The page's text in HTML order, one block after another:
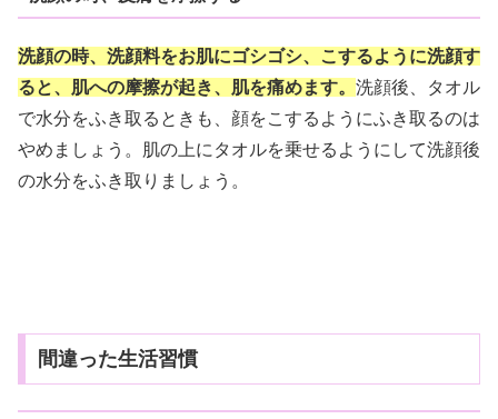
洗顔の時、洗顔料をお肌にゴシゴシ、こするように洗顔す
ると、肌への摩擦が起き、肌を痛めます。 洗顔後、タオル
で水分をふき取るときも、顔をこするようにふき取るのは
やめましょう。肌の上にタオルを乗せるようにして洗顔後
の水分をふき取りましょう。
間違った生活習慣